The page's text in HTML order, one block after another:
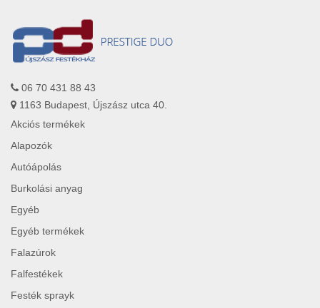
06 70 431 88 43
1163 Budapest, Újszász utca 40.
Akciós termékek
Alapozók
Autóápolás
Burkolási anyag
Egyéb
Egyéb termékek
Falazúrok
Falfestékek
Festék sprayk